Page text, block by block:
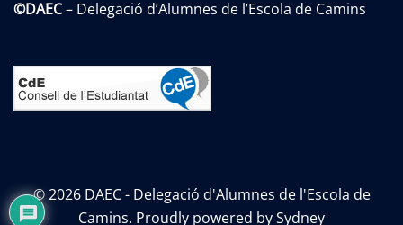
©DAEC– Delegació d’Alumnes de l’Escola de Camins
© 2026 DAEC - Delegació d'Alumnes de l'Escola de
Camins. Proudly powered bySydney